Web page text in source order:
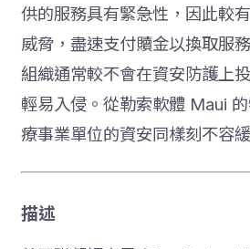
供的服務具有緊急性，因此較
威脅，盡速支付贖金以換取服
組織通常較不會在資安防護上
輕易入侵。從勒索軟體 Maui
療事業單位的資安同樣刻不容緩
描述